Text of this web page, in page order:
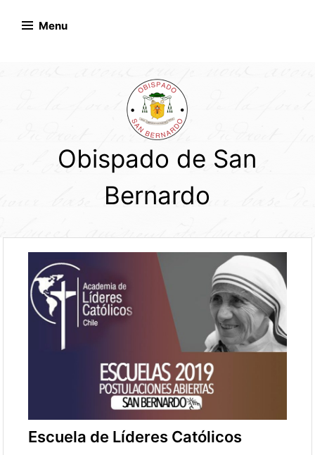
Menu
Obispado de San
Bernardo
Escuela de Líderes Católicos